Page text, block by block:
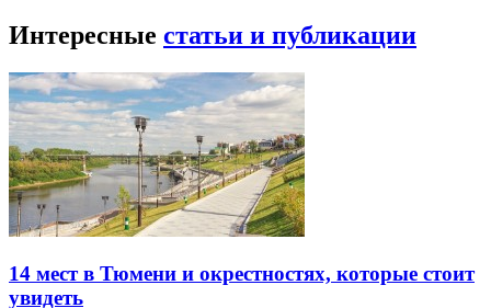
Интересные статьи и публикации
14 мест в Тюмени и окрестностях, которые стоит
увидеть